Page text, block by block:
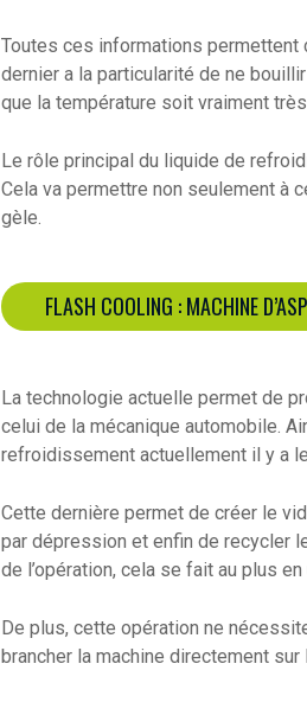
Toutes ces informations permettent
dernier a la particularité de ne
que la température soit vraiment
Le rôle principal du liquide de
Cela va permettre non seulement à
gèle.
FLASH COOLING : MACHINE
La technologie actuelle permet de
celui de la mécanique automobile.
refroidissement actuellement il y a
Cette dernière permet de créer le
par dépression et enfin de recycler
de l’opération, cela se fait au plus
De plus, cette opération ne
brancher la machine directement sur